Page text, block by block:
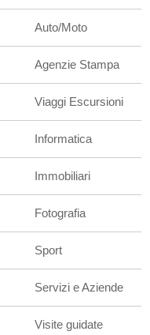
Auto/Moto
Agenzie Stampa
Viaggi Escursioni
Informatica
Immobiliari
Fotografia
Sport
Servizi e Aziende
Visite guidate